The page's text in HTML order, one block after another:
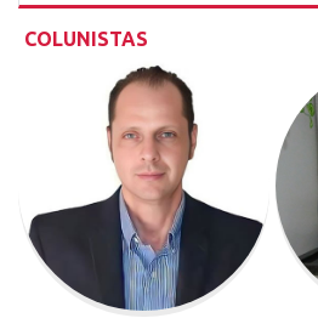
COLUNISTAS